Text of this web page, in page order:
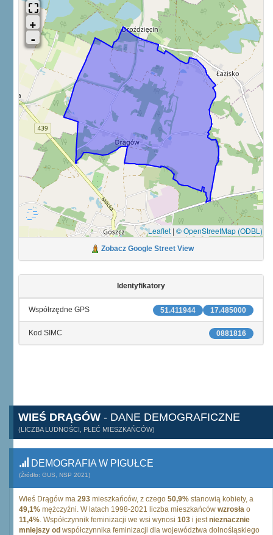
Leaflet | © OpenStreetMap (ODBL)
Zobacz Google Street View
Identyfikatory
17.485000
51.411944
Współrzędne GPS
0881816
Kod SIMC
WIEŚ DRĄGÓW - DANE DEMOGRAFICZNE
(LICZBA LUDNOŚCI, PŁEĆ MIESZKAŃCÓW)
DEMOGRAFIA W PIGUŁCE
(Źródło: GUS, NSP 2021)
Wieś Drągów ma 293 mieszkańców, z czego 50,9% stanowią kobiety, a
49,1% mężczyźni. W latach 1998-2021 liczba mieszkańców wzrosła o
11,4%. Współczynnik feminizacji we wsi wynosi 103 i jestnieznacznie
mniejszy od współczynnika feminizacji dla województwa dolnośląskiego